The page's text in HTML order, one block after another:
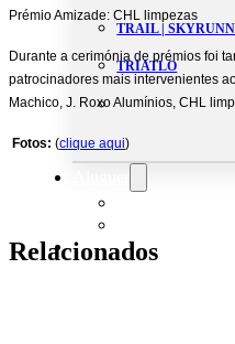
TRAIL |
TRIATLO
Contacta-nos
Prémio Amizade: CHL limpezas
Durante a cerimónia de prémios foi
patrocinadores mais intervenientes
Machico, J. Roxo Alumínios, CHL
Fotos: (clique aqui)
Relacionados